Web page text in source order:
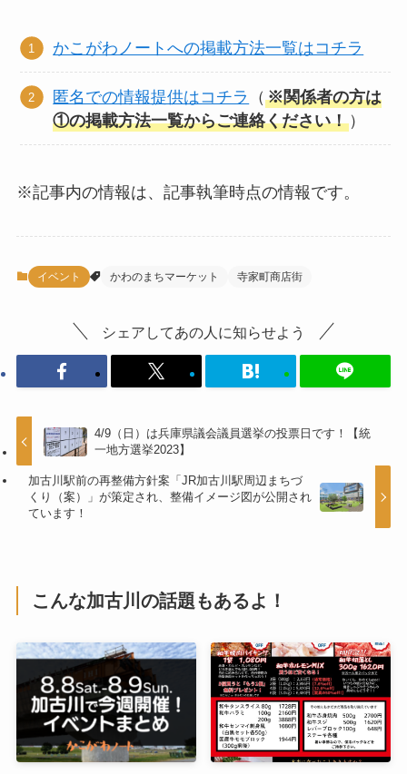
かこがわノートへの掲載方法一覧はコチラ
匿名での情報提供はコチラ （※関係者の方は
①の掲載方法一覧からご連絡ください！ ）
※記事内の情報は、記事執筆時点の情報です。
イベント かわのまちマーケット 寺家町商店街
シェアしてあの人に知らせよう
4/9（日）は兵庫県議会議員選挙の投票日です！【統
一地方選挙2023】
加古川駅前の再整備方針案「JR加古川駅周辺まちづ
くり（案）」が策定され、整備イメージ図が公開され
ています！
こんな加古川の話題もあるよ！